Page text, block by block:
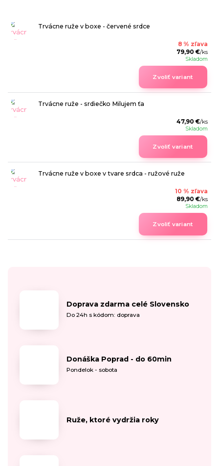
Trvácne ruže v boxe - červené srdce
8 % zľava
79,90 €/ks
Skladom
Zvoliť variant
Trvácne ruže - srdiečko Milujem ťa
47,90 €/ks
Skladom
Zvoliť variant
Trvácne ruže v boxe v tvare srdca - ružové ruže
10 % zľava
89,90 €/ks
Skladom
Zvoliť variant
Doprava zdarma celé Slovensko
Do 24h s kódom: doprava
Donáška Poprad - do 60min
Pondelok - sobota
Ruže, ktoré vydržia roky